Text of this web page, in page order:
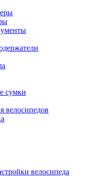
сумки
велосипедов
велосипеда